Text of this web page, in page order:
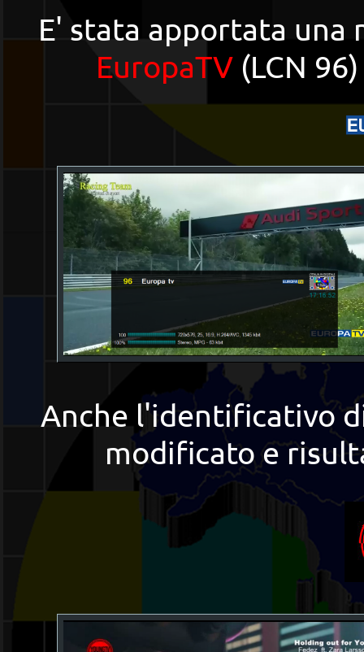
E' stata apportata
EuropaTV (LCN
Anche l'identificativo
modificato e